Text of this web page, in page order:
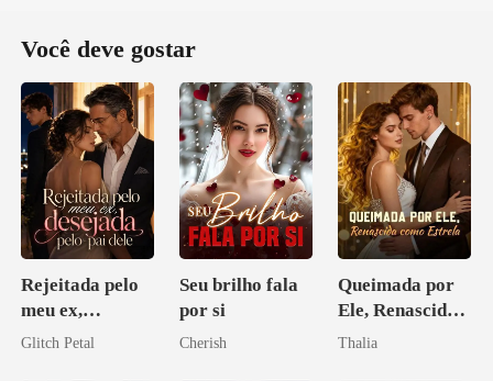
Você deve gostar
Rejeitada pelo
meu ex,
desejada pelo
Glitch Petal
Seu brilho fala
por si
Cherish
Queimada por
Ele, Renascida
como Estrela
Thalia